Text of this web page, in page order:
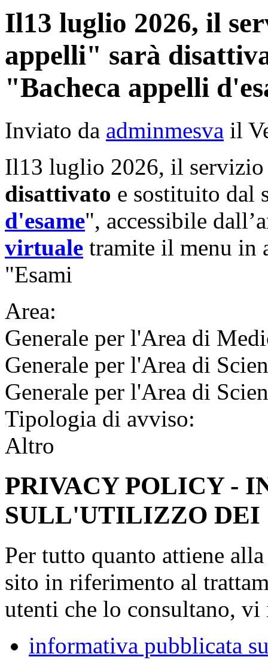
Il13 luglio 2026, il
appelli" sarà
"Bacheca appelli
Inviato da adminmesva il
Il13 luglio 2026, il
disattivato e sostituito dal
d'esame", accessibile
virtuale tramite il menu in
"Esami
Area:
Generale per l'Area di
Generale per l'Area di
Generale per l'Area di
Tipologia di avviso:
Altro
PRIVACY POLICY -
SULL'UTILIZZO DEI
Per tutto quanto attiene
sito in riferimento al
utenti che lo consultano,
informativa pubblicata